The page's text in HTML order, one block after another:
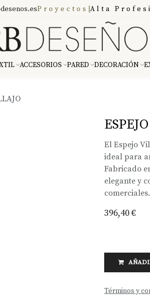
Proyectos Alta
ACCESORIOS PARED DECORACIÓN
El Espejo
ideal para
Fabricado
elegante y
comerciales.
396,40€
Términos y